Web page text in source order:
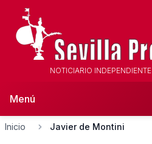
NOTICIARIO
Menú
Inicio Javier de Montini